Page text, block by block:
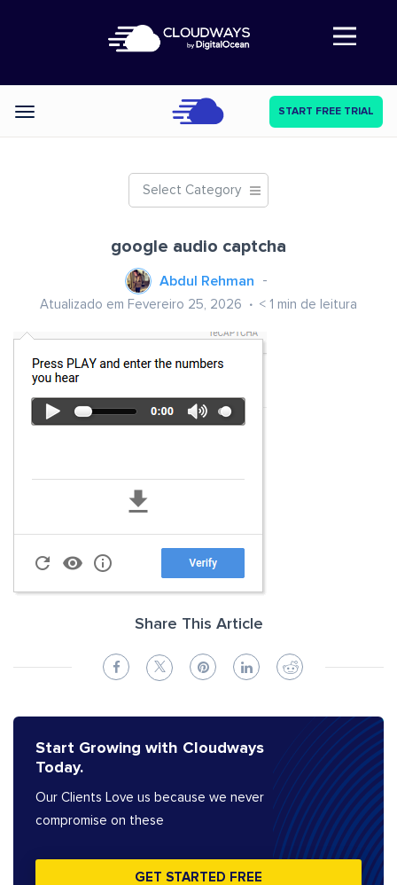
Abre a navegação
Categories START FREE TRIAL
Select Category
google audio captcha
Abdul Rehman
Atualizado em Fevereiro 25, 2026 < 1 min de leitura
Share This Article
Start Growing with Cloudways
Today.
Our Clients Love us because we never
compromise on these
GET STARTED FREE